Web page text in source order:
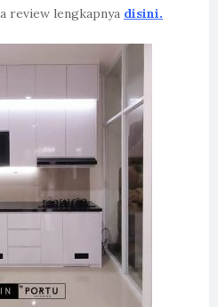
review lengkapnya disini.